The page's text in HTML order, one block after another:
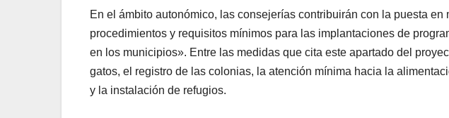
En el ámbito autonómico, las consejerías contribuirán con la puesta en
procedimientos y requisitos mínimos para las implantaciones de
en los municipios». Entre las medidas que cita este apartado del
gatos, el registro de las colonias, la atención mínima hacia la
y la instalación de refugios.